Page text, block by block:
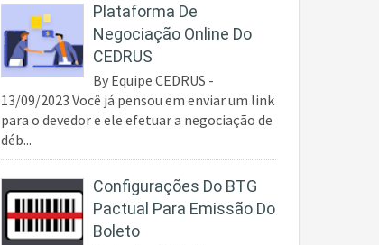
Plataforma De
Negociação Online Do
CEDRUS
By Equipe CEDRUS -
13/09/2023 Você já pensou em enviar um link
para o devedor e ele efetuar a negociação de
déb...
Configurações Do BTG
Pactual Para Emissão Do
Boleto